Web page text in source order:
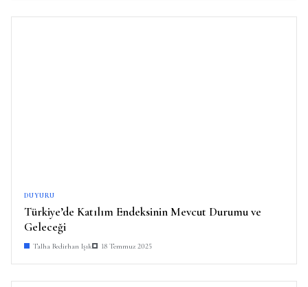
DUYURU
Türkiye’de Katılım Endeksinin Mevcut Durumu ve
Geleceği
Talha Bedirhan Işık 18 Temmuz 2025